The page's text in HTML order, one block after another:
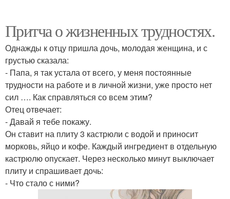
Притча о жизненных трудностях.
Однажды к отцу пришла дочь, молодая женщина, и с
грустью сказала:
- Папа, я так устала от всего, у меня постоянные
трудности на работе и в личной жизни, уже просто нет
сил …. Как справляться со всем этим?
Отец отвечает:
- Давай я тебе покажу.
Он ставит на плиту 3 кастрюли с водой и приносит
морковь, яйцо и кофе. Каждый ингредиент в отдельную
кастрюлю опускает. Через несколько минут выключает
плиту и спрашивает дочь:
- Что стало с ними?